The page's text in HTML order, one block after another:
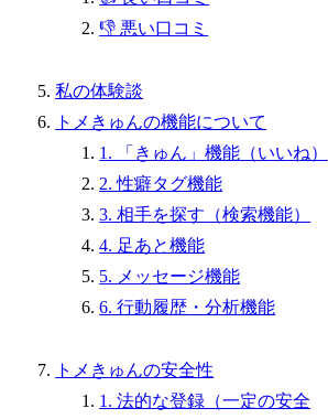
👎 悪い口コミ
私の体験談
トメきゅんの機能について
1. 「きゅん」機能（いいね）
2. 性癖タグ機能
3. 相手を探す（検索機能）
4. 足あと機能
5. メッセージ機能
6. 行動履歴・分析機能
トメきゅんの安全性
1. 法的な登録（一定の安全